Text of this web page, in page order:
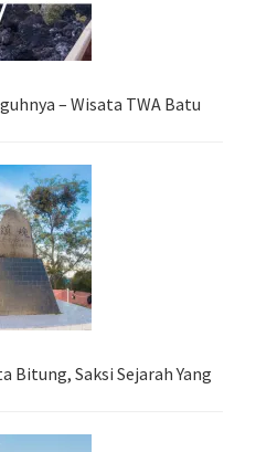
– Wisata TWA Batu
Bitung, Saksi Sejarah Yang